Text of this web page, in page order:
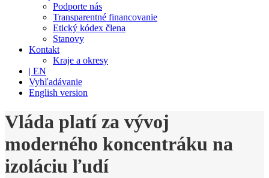
Podporte nás
Transparentné financovanie
Etický kódex člena
Stanovy
Kontakt
Kraje a okresy
| EN
Vyhľadávanie
English version
Vláda platí za vývoj
moderného koncentráku na
izoláciu ľudí